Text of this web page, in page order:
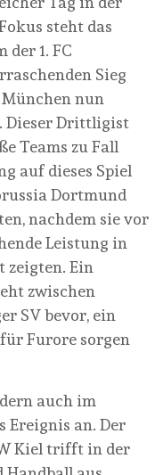
steht das
der 1. FC
Sieg
nun
Dieser Drittligist
Teams zu Fall
auf dieses Spiel
Dortmund
nachdem sie vor
Leistung in
zeigten. Ein
zwischen
SV bevor, ein
Furore sorgen
auch im
Ereignis an. Der
Kiel trifft in der